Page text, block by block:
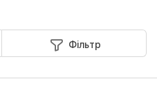
Фільтр